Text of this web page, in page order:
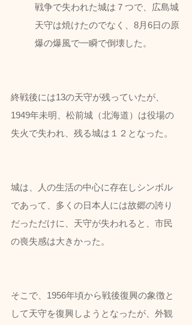
戦争で失われた城は７つで、広島城
天守は焼けたのでなく、8月6日の原
爆の爆風で一瞬で倒壊した。
終戦後には13の天守が残っていたが、
1949年未明、松前城（北海道）は役場の
失火で失われ、残る城は１２となった。
城は、人の生活の中心に存在しシンボル
であって、多くの日本人には故郷の誇り
だっただけに、天守が失われると、市民
の喪失感は大きかった。
そこで、1956年頃から戦後復興の象徴と
して天守を復興しようとなったが、外観